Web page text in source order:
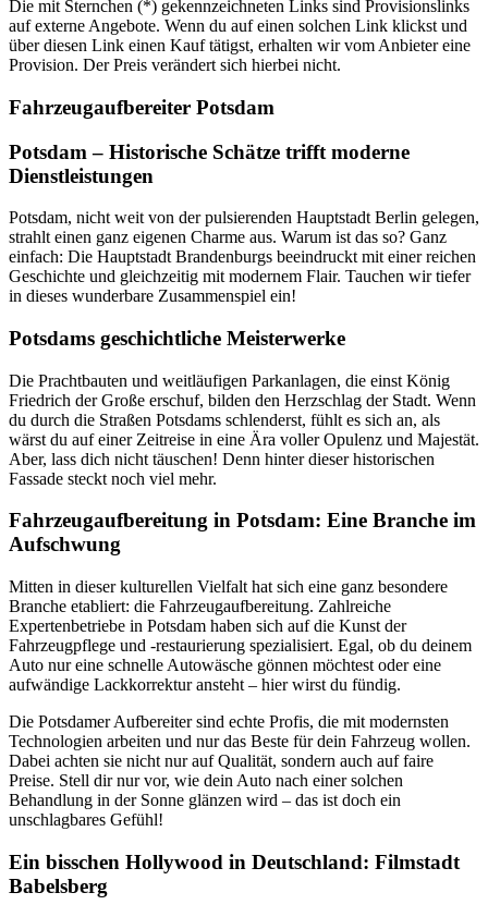
Die mit Sternchen (*) gekennzeichneten Links sind Provisionslinks
auf externe Angebote. Wenn du auf einen solchen Link klickst und
über diesen Link einen Kauf tätigst, erhalten wir vom Anbieter eine
Provision. Der Preis verändert sich hierbei nicht.
Fahrzeugaufbereiter Potsdam
Potsdam – Historische Schätze trifft moderne
Dienstleistungen
Potsdam, nicht weit von der pulsierenden Hauptstadt Berlin gelegen,
strahlt einen ganz eigenen Charme aus. Warum ist das so? Ganz
einfach: Die Hauptstadt Brandenburgs beeindruckt mit einer reichen
Geschichte und gleichzeitig mit modernem Flair. Tauchen wir tiefer
in dieses wunderbare Zusammenspiel ein!
Potsdams geschichtliche Meisterwerke
Die Prachtbauten und weitläufigen Parkanlagen, die einst König
Friedrich der Große erschuf, bilden den Herzschlag der Stadt. Wenn
du durch die Straßen Potsdams schlenderst, fühlt es sich an, als
wärst du auf einer Zeitreise in eine Ära voller Opulenz und Majestät.
Aber, lass dich nicht täuschen! Denn hinter dieser historischen
Fassade steckt noch viel mehr.
Fahrzeugaufbereitung in Potsdam: Eine Branche im
Aufschwung
Mitten in dieser kulturellen Vielfalt hat sich eine ganz besondere
Branche etabliert: die Fahrzeugaufbereitung. Zahlreiche
Expertenbetriebe in Potsdam haben sich auf die Kunst der
Fahrzeugpflege und -restaurierung spezialisiert. Egal, ob du deinem
Auto nur eine schnelle Autowäsche gönnen möchtest oder eine
aufwändige Lackkorrektur ansteht – hier wirst du fündig.
Die Potsdamer Aufbereiter sind echte Profis, die mit modernsten
Technologien arbeiten und nur das Beste für dein Fahrzeug wollen.
Dabei achten sie nicht nur auf Qualität, sondern auch auf faire
Preise. Stell dir nur vor, wie dein Auto nach einer solchen
Behandlung in der Sonne glänzen wird – das ist doch ein
unschlagbares Gefühl!
Ein bisschen Hollywood in Deutschland: Filmstadt
Babelsberg